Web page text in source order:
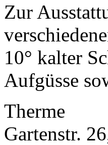
Zur
10° kalter
Aufgüsse
Therme
Gartenstr.